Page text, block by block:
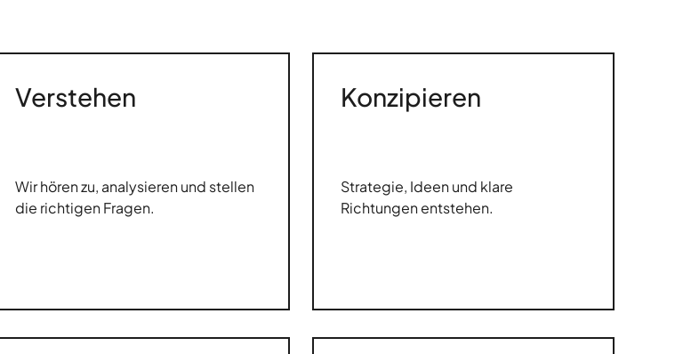
Verstehen
Wir hören zu, analysieren und stellen
die richtigen Fragen.
Konzipieren
Strategie, Ideen und klare
Richtungen entstehen.